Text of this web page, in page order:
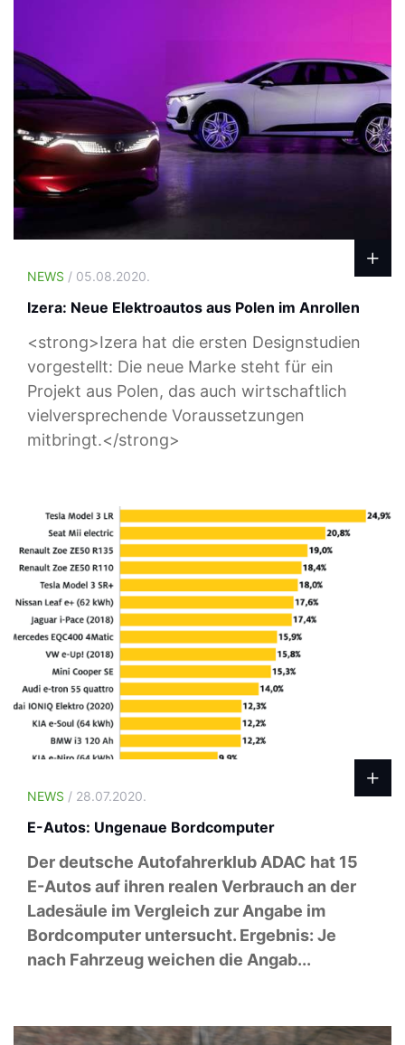
NEWS / 05.08.2020.
Izera: Neue Elektroautos aus Polen im Anrollen
<strong>Izera hat die ersten Designstudien
vorgestellt: Die neue Marke steht für ein
Projekt aus Polen, das auch wirtschaftlich
vielversprechende Voraussetzungen
mitbringt.</strong>
NEWS / 28.07.2020.
E-Autos: Ungenaue Bordcomputer
Der deutsche Autofahrerklub ADAC hat 15
E-Autos auf ihren realen Verbrauch an der
Ladesäule im Vergleich zur Angabe im
Bordcomputer untersucht. Ergebnis: Je
nach Fahrzeug weichen die Angab...